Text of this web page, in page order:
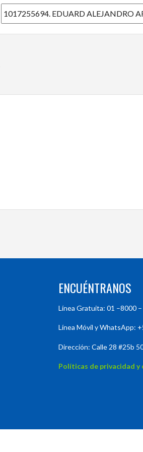
ENCUÉNTRANOS
Línea Gratuita: 01 –8000
Línea Móvil y WhatsApp:
Dirección: Calle 28 #25b
Políticas de privacidad y